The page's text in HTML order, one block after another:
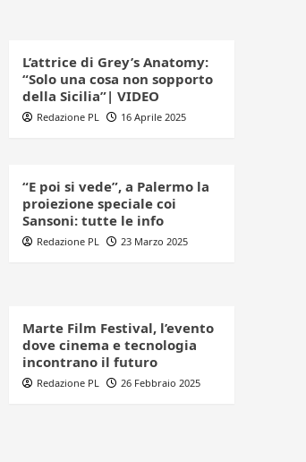
L’attrice di Grey’s Anatomy:
“Solo una cosa non sopporto
della Sicilia”| VIDEO
Redazione PL 16 Aprile 2025
“E poi si vede”, a Palermo la
proiezione speciale coi
Sansoni: tutte le info
Redazione PL 23 Marzo 2025
Marte Film Festival, l’evento
dove cinema e tecnologia
incontrano il futuro
Redazione PL 26 Febbraio 2025